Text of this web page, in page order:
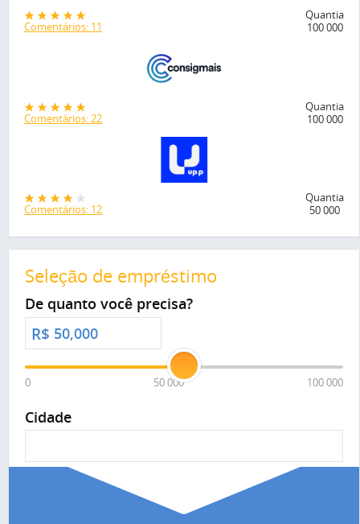
Comentários: 11
Quantia
100 000
Comentários: 22
Quantia
100 000
Comentários: 12
Quantia
50 000
Seleção de empréstimo
De quanto você precisa?
R$
0 50 000 100 000
Cidade